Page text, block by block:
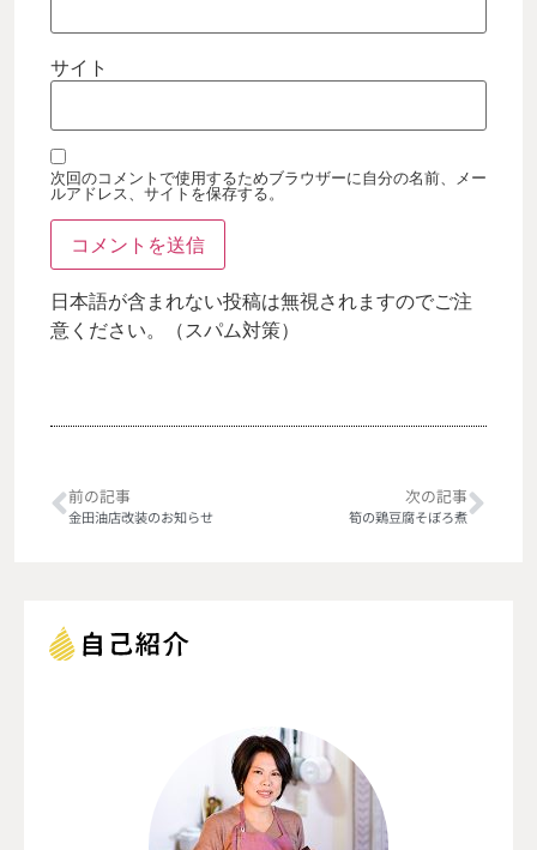
サイト
次回のコメントで使用するためブラウザーに自分の名前、メー
ルアドレス、サイトを保存する。
日本語が含まれない投稿は無視されますのでご注
意ください。（スパム対策）
前の記事
金田油店改装のお知らせ
次の記事
筍の鶏豆腐そぼろ煮